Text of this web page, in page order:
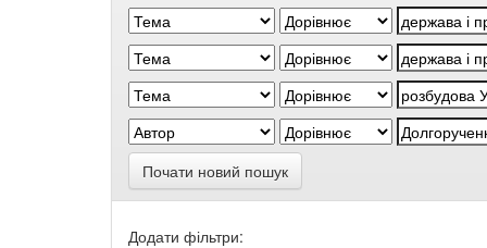
Почати новий пошук
Додати фільтри: